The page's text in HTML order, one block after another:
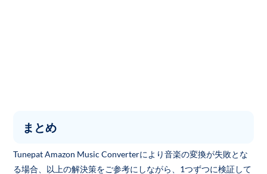
まとめ
Tunepat Amazon Music Converterにより音楽の変換が失敗とな
る場合、以上の解決策をご参考にしながら、1つずつに検証して